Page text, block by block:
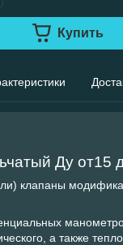
Купить
Ду от15
клапаны
а также